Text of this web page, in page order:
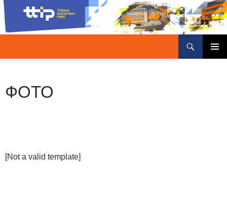
ФОТО
[Not a valid template]